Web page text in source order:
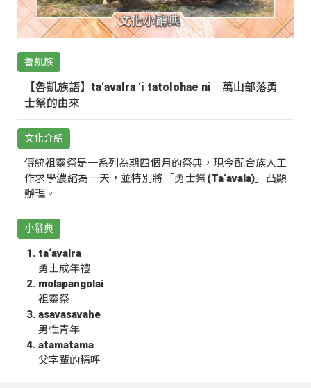
魯凱族
【魯凱族語】ta‘avalra ‘i tatolohae ni｜萬山部落勇
士祭的由來
文化介紹
傳統祖靈祭是一系列為期四個月的祭典，現今配合族人工
作求學濃縮為一天，並特別將「勇士祭(Ta‘avala)」凸顯
辦理。
小辭典
ta‘avalra
勇士成年禮
molapangolai
祖靈祭
asavasavahe
男性青年
atamatama
父字輩的稱呼